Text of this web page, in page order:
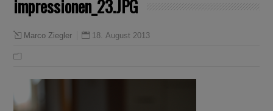
impressionen_23.JPG
Marco Ziegler 18. August 2013